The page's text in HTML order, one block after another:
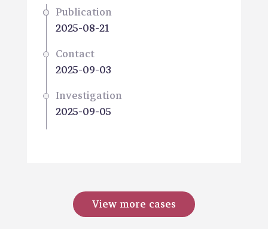
Publication
2025-08-21
Contact
2025-09-03
Investigation
2025-09-05
View more cases